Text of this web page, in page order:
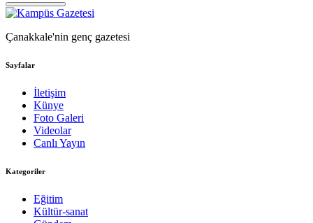
Çanakkale'nin genç gazetesi
Sayfalar
İletişim
Künye
Foto Galeri
Videolar
Canlı Yayın
Kategoriler
Eğitim
Kültür-sanat